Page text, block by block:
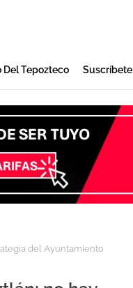
Del Tepozteco Suscríbete
del Ayuntamiento